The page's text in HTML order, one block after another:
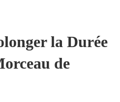
la Durée
de